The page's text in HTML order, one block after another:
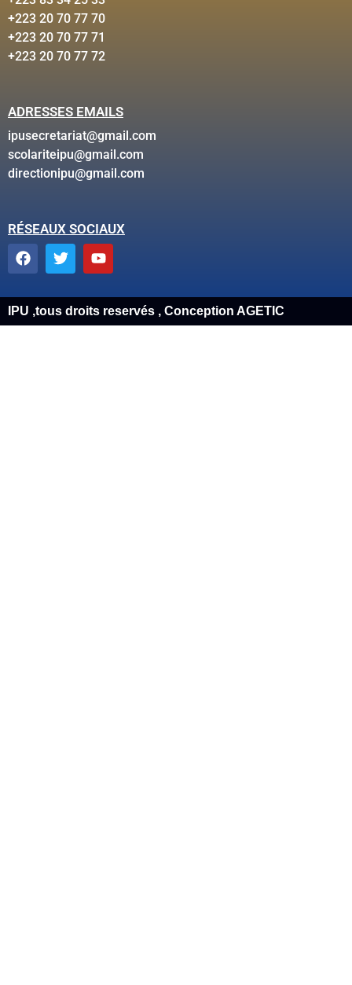
+223 20 70 77 70
+223 20 70 77 71
+223 20 70 77 72
ADRESSES EMAILS
ipusecretariat@gmail.com
scolariteipu@gmail.com
directionipu@gmail.com
RÉSEAUX SOCIAUX
IPU ,tous droits reservés , Conception AGETIC